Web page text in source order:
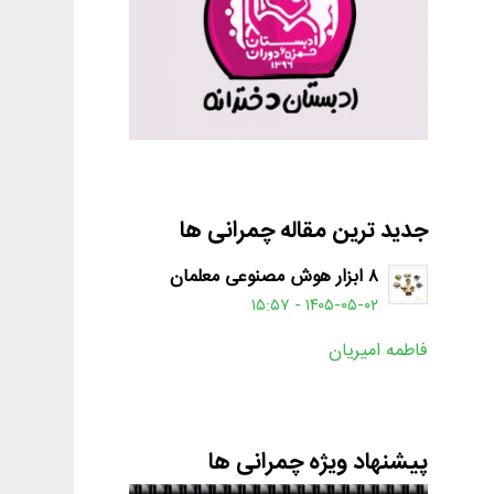
جدید ترین مقاله چمرانی ها
۸ ابزار هوش مصنوعی معلمان
۱۴۰۵-۰۵-۰۲ - ۱۵:۵۷
فاطمه امیریان
پیشنهاد ویژه چمرانی ها